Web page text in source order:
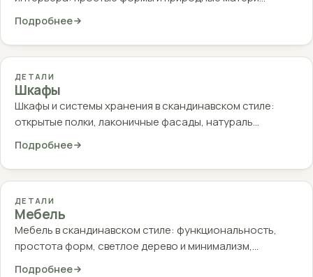
Подробнее
ДЕТАЛИ
Шкафы
Шкафы и системы хранения в скандинавском стиле:
открытые полки, лаконичные фасады, натураль…
Подробнее
ДЕТАЛИ
Мебель
Мебель в скандинавском стиле: функциональность,
простота форм, светлое дерево и минимализм,…
Подробнее